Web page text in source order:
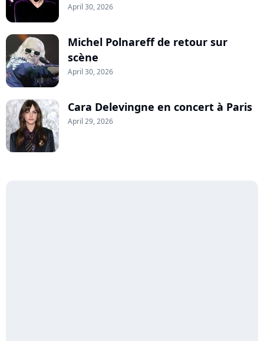
April 30, 2026
Michel Polnareff de retour sur
scène
April 30, 2026
Cara Delevingne en concert à Paris
April 29, 2026